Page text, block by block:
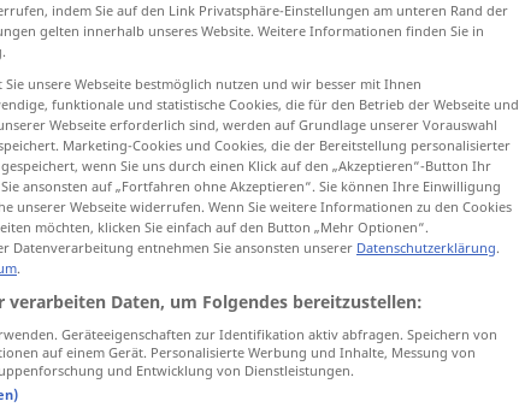
hervorbringen Worte
indem Sie auf den Link Privatsphäre-Einstellungen am unteren Rand der
gelten innerhalb unseres Website. Weitere Informationen finden Sie in
unsere Webseite bestmöglich nutzen und wir besser mit Ihnen
funktionale und statistische Cookies, die für den Betrieb der Webseite und
Webseite erforderlich sind, werden auf Grundlage unserer Vorauswahl
Marketing-Cookies und Cookies, die der Bereitstellung personalisierter
wenn Sie uns durch einen Klick auf den „Akzeptieren“-Button Ihr
ansonsten auf „Fortfahren ohne Akzeptieren“. Sie können Ihre Einwilligung
unserer Webseite widerrufen. Wenn Sie weitere Informationen zu den Cookies
möchten, klicken Sie einfach auf den Button „Mehr Optionen“.
Datenverarbeitung entnehmen Sie ansonsten unserer Datenschutzerklärung.
.
verarbeiten Daten, um Folgendes bereitzustellen:
Geräteeigenschaften zur Identifikation aktiv abfragen. Speichern von
auf einem Gerät. Personalisierte Werbung und Inhalte, Messung von
und Entwicklung von Dienstleistungen.